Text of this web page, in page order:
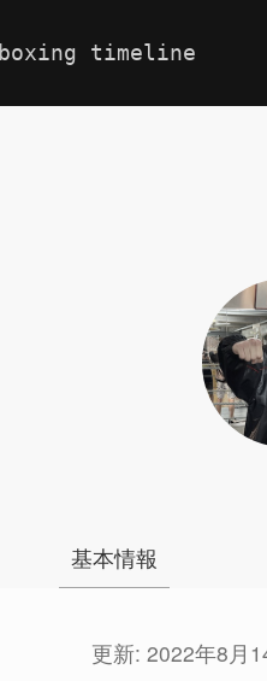
boxing timeline
基本情報
更新:2022年8月